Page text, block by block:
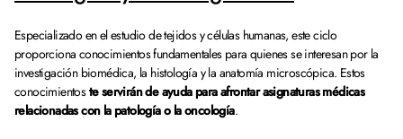
Especializado en el estudio de tejidos y células humanas, este ciclo
proporciona conocimientos fundamentales para quienes se interesan por la
investigación biomédica, la histología y la anatomía microscópica. Estos
conocimientoste servirán de ayuda para afrontar asignaturas médicas
relacionadas con la patología o la oncología.